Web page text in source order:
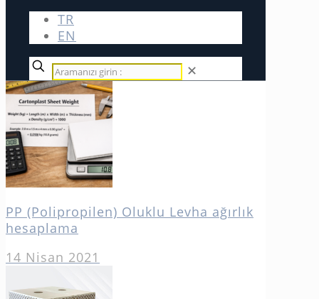
TR
EN
✕
PP (Polipropilen) Oluklu Levha ağırlık
hesaplama
14 Nisan 2021